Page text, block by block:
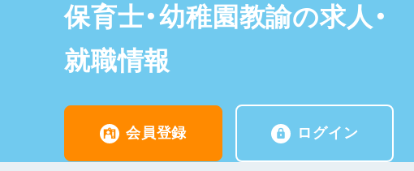
保育士・幼稚園教諭の求人・
就職情報
会員登録 ログイン